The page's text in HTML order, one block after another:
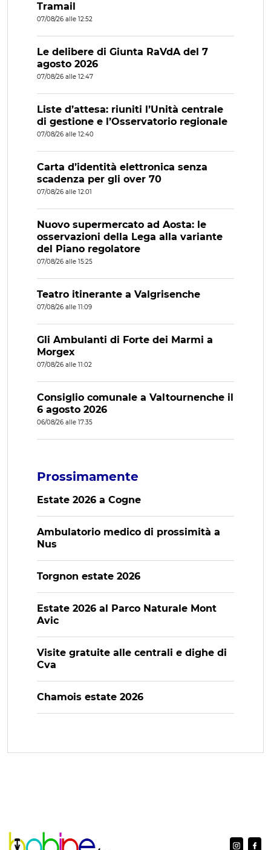
Tramail
07/08/26 alle 12:52
Le delibere di Giunta RaVdA del 7
agosto 2026
07/08/26 alle 12:47
Liste d’attesa: riuniti l’Unità centrale
di gestione e l’Osservatorio regionale
07/08/26 alle 12:40
Carta d’identità elettronica senza
scadenza per gli over 70
07/08/26 alle 12:01
Nuovo supermercato ad Aosta: le
osservazioni della Lega alla variante
del Piano regolatore
07/08/26 alle 15:25
Teatro itinerante a Valgrisenche
07/08/26 alle 11:09
Gli Ambulanti di Forte dei Marmi a
Morgex
07/08/26 alle 11:02
Consiglio comunale a Valtournenche il
6 agosto 2026
06/08/26 alle 17:35
Prossimamente
Estate 2026 a Cogne
Ambulatorio medico di prossimità a
Nus
Torgnon estate 2026
Estate 2026 al Parco Naturale Mont
Avic
Visite gratuite alle centrali e dighe di
Cva
Chamois estate 2026